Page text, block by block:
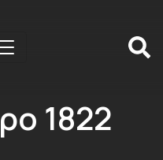
1822